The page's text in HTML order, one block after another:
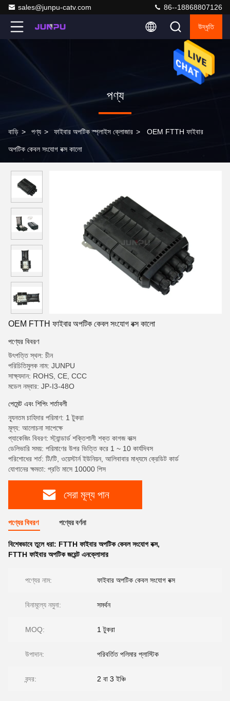
sales@junpu-catv.com 86--18868807126
উদ্ধৃতি
পণ্য
বাড়ি > পণ্য > ফাইবার অপটিক স্প্লাইস ক্লোজার > OEM FTTH ফাইবার
অপটিক কেবল সংযোগ বক্স কালো
OEM FTTH ফাইবার অপটিক কেবল সংযোগ বক্স কালো
পণ্যের বিবরণ
উৎপত্তি স্থল: চীন
পরিচিতিমুলক নাম: JUNPU
সাক্ষ্যদান: ROHS, CE, CCC
মডেল নম্বার: JP-I3-48O
পেমেন্ট এবং শিপিং শর্তাবলী
ন্যূনতম চাহিদার পরিমাণ: 1 টুকরা
মূল্য: আলোচনা সাপেক্ষে
প্যাকেজিং বিবরণ: স্ট্যান্ডার্ড শক্তিশালী শক্ত কাগজ বাক্স
ডেলিভারি সময়: পরিমাণের উপর ভিত্তি করে 1 ~ 10 কার্যদিবস
পরিশোধের শর্ত: টি/টি, ওয়েস্টার্ন ইউনিয়ন, আলিবাবার মাধ্যমে ক্রেডিট কার্ড
যোগানের ক্ষমতা: প্রতি মাসে 10000 পিস
সেরা মূল্য পান
পণ্যের বিবরণ পণ্যের বর্ণনা
বিশেষভাবে তুলে ধরা: FTTH ফাইবার অপটিক কেবল সংযোগ বক্স,
FTTH ফাইবার অপটিক জয়েন্ট এনক্লোসার
পণ্যের নাম: ফাইবার অপটিক কেবল সংযোগ বক্স
বিনামূল্যে নমুনা: সমর্থন
MOQ: 1 টুকরা
উপাদান: পরিবর্তিত পলিমার প্লাস্টিক
বন্দর: 2 বা 3 ইঞ্চি